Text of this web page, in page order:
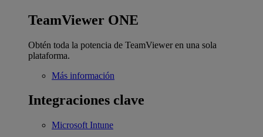
TeamViewer ONE
Obtén toda la potencia de TeamViewer en una sola
plataforma.
Más información
Integraciones clave
Microsoft Intune